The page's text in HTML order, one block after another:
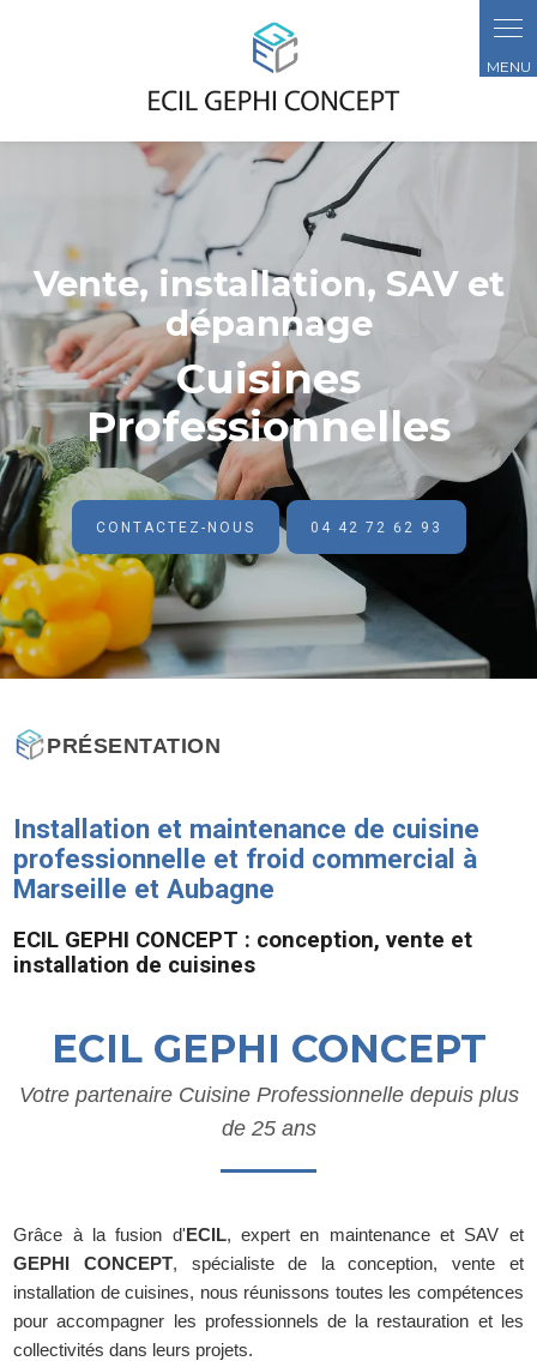
Vente, installation, SAV et
dépannage
Cuisines
Professionnelles
CONTACTEZ-NOUS 04 42 72 62 93
PRÉSENTATION
Installation et maintenance de cuisine
professionnelle et froid commercial à
Marseille et Aubagne
ECIL GEPHI CONCEPT : conception, vente et
installation de cuisines
ECIL GEPHI CONCEPT
Votre partenaire Cuisine Professionnelle depuis plus
de 25 ans
Grâce à la fusion d'ECIL, expert en maintenance et SAV et
GEPHI CONCEPT, spécialiste de la conception, vente et
installation de cuisines, nous réunissons toutes les compétences
pour accompagner les professionnels de la restauration et les
collectivités dans leurs projets.